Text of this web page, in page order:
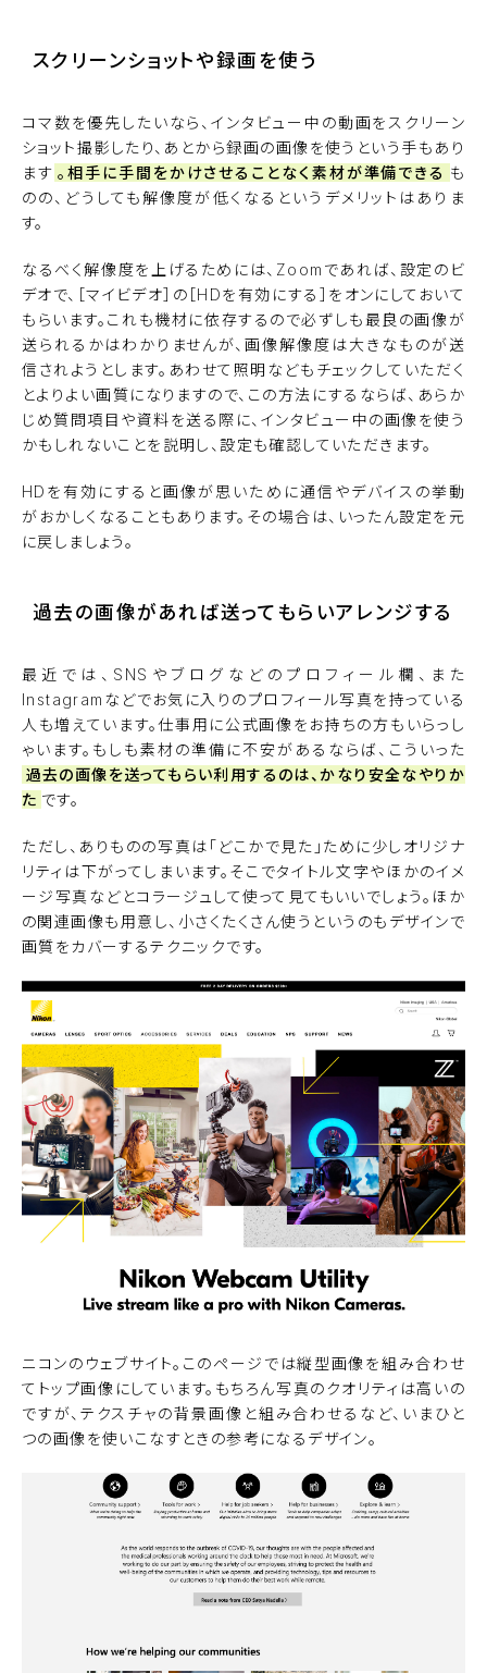
スクリーンショットや録画を使う
コマ数を優先したいなら、インタビュー中の動画をスクリーン
ショット撮影したり、あとから録画の画像を使うという手もあり
ます 。相手に手間をかけさせることなく素材が準備できる も
のの、どうしても解像度が低くなるというデメリットはありま
す。
なるべく解像度を上げるためには、Zoomであれば、設定のビ
デオで、［マイビデオ］の［HDを有効にする］をオンにしておいて
もらいます。これも機材に依存するので必ずしも最良の画像が
送られるかはわかりませんが、画像解像度は大きなものが送
信されようとします。あわせて照明などもチェックしていただく
とよりよい画質になりますので、この方法にするならば、あらか
じめ質問項目や資料を送る際に、インタビュー中の画像を使う
かもしれないことを説明し、設定も確認していただきます。
HDを有効にすると画像が思いために通信やデバイスの挙動
がおかしくなることもあります。その場合は、いったん設定を元
に戻しましょう。
過去の画像があれば送ってもらいアレンジする
最近では、SNSやブログなどのプロフィール欄、また
Instagramなどでお気に入りのプロフィール写真を持っている
人も増えています。仕事用に公式画像をお持ちの方もいらっし
ゃいます。もしも素材の準備に不安があるならば、こういった
過去の画像を送ってもらい利用するのは、かなり安全なやりか
た です。
ただし、ありものの写真は「どこかで見た」ために少しオリジナ
リティは下がってしまいます。そこでタイトル文字やほかのイメ
ージ写真などとコラージュして使って見てもいいでしょう。ほか
の関連画像も用意し、小さくたくさん使うというのもデザインで
画質をカバーするテクニックです。
ニコンのウェブサイト。このページでは縦型画像を組み合わせ
てトップ画像にしています。もちろん写真のクオリティは高いの
ですが、テクスチャの背景画像と組み合わせるなど、いまひと
つの画像を使いこなすときの参考になるデザイン。